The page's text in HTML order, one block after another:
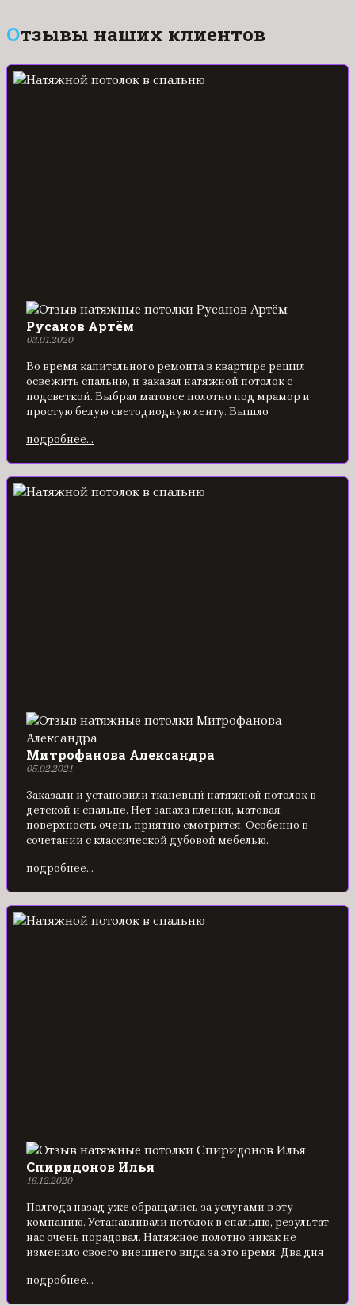
Отзывы наших клиентов
Русанов Артём
03.01.2020
Во время капитального ремонта в квартире решил
освежить спальню, и заказал натяжной потолок с
подсветкой. Выбрал матовое полотно под мрамор и
простую белую светодиодную ленту. Вышло
гораздо уютнее.
подробнее...
Митрофанова Александра
05.02.2021
Заказали и установили тканевый натяжной потолок в
детской и спальне. Нет запаха пленки, матовая
поверхность очень приятно смотрится. Особенно в
сочетании с классической дубовой мебелью.
подробнее...
Спиридонов Илья
16.12.2020
Полгода назад уже обращались за услугами в эту
компанию. Устанавливали потолок в спальню, результат
нас очень порадовал. Натяжное полотно никак не
изменило своего внешнего вида за это время. Два дня
кухне. Монтажники и оператор были все также
подробнее...